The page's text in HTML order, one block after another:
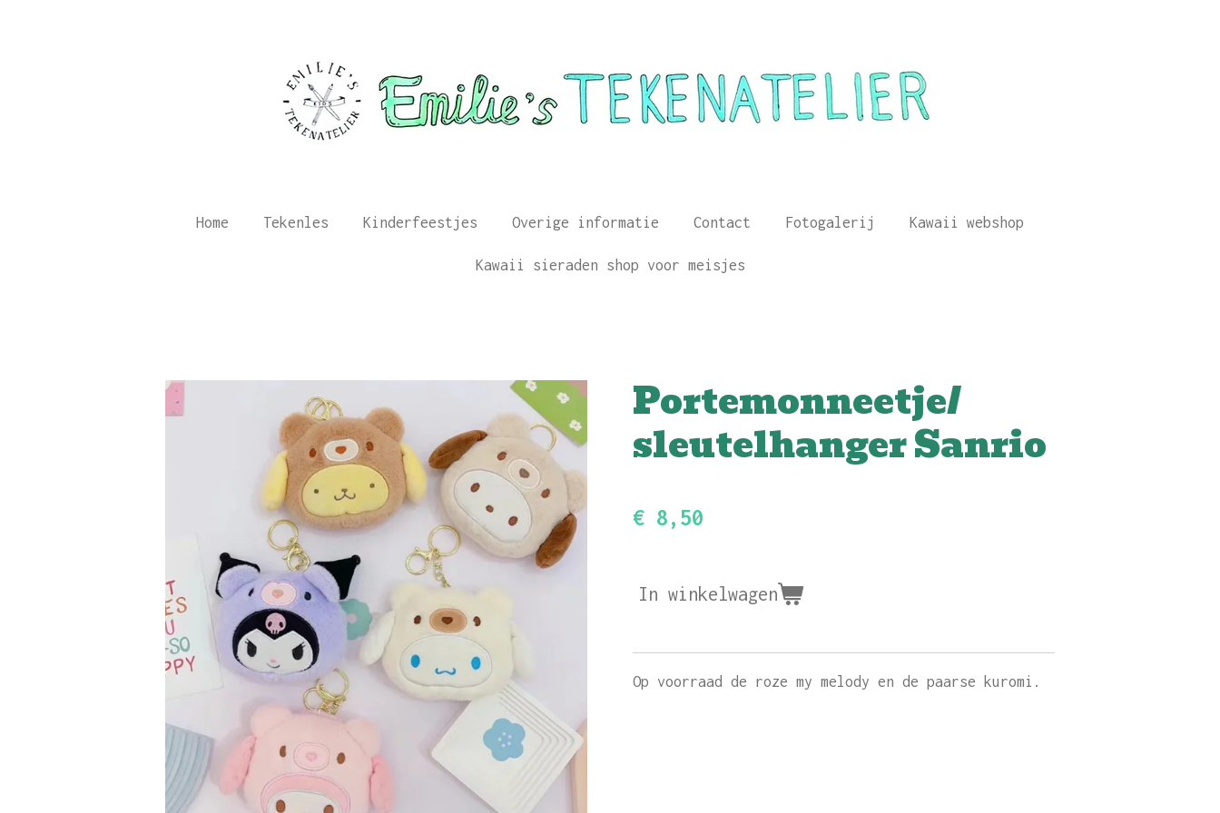
Home Tekenles Kinderfeestjes Overige informatie Contact Fotogalerij Kawaii webshop
Kawaii sieraden shop voor meisjes
Portemonneetje/
sleutelhanger Sanrio
€ 8,50
In winkelwagen
Op voorraad de roze my melody en de paarse kuromi.